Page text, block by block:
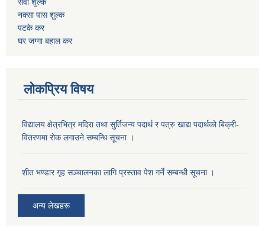
नक्सा पास शुल्क
पटके कर
घर जग्गा बहाल कर
लोकप्रिय विषय
विद्यालय क्षेत्रभित्र मदिरा तथा सुर्तिजन्य पदार्थ र पत्रु खाद्य पदार्थको बिक्री-
वितरणमा रोक लगाउने सम्बन्धि सूचना ।
शीत भण्डार गृह सञ्चालनका लागि प्रस्ताव पेश गर्ने सम्बन्धी सूचना ।
अन्य लेखहरू